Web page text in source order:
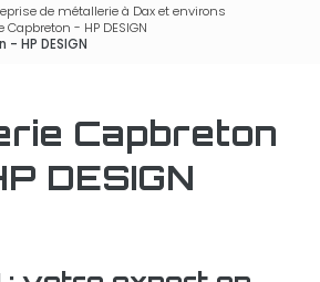
de métallerie à Dax et environs
- HP DESIGN
HP DESIGN
Capbreton
DESIGN